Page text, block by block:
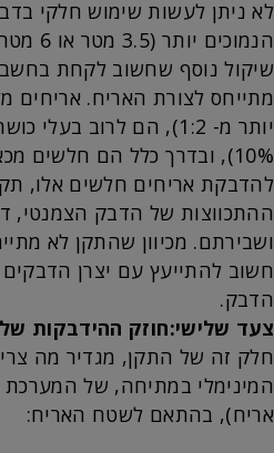
לא ניתן לעשות שימוש חלקי
הנמוכים יותר (3.5 מטר או 6 מטר).
שיקול נוסף שחשוב לקחת
מתייחס לצורת האריח. אריחים
יותר מ- 1:2), הם לרוב
10%), ובדרך כלל הם חלשים
להדבקת אריחים חלשים אלו,
ההתכווצות של הדבק הצמנטי,
ושבירתם. מכיוון שהתקן לא
חשוב להתייעץ עם יצרן
הדבק.
צעד שלישי:חוזק ההידבקות
חלק זה של התקן, מגדיר מה
המינימלי במתיחה, של
אריח), בהתאם לשטח האריח: